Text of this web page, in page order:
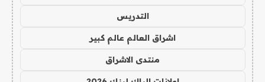
التدريس
اشراق العالم عالم كبير
منتدى الاشراق